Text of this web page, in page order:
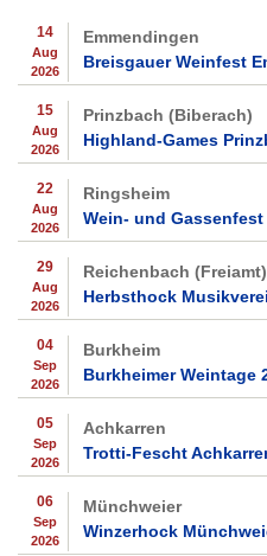
14
Aug
2026
Emmendingen
Breisgauer Weinfest
15
Aug
2026
Prinzbach (Biberach)
Highland-Games
22
Aug
2026
Ringsheim
Wein- und
29
Aug
2026
Reichenbach (Freiamt)
Herbsthock
04
Sep
2026
Burkheim
Burkheimer Weintage
05
Sep
2026
Achkarren
Trotti-Fescht
06
Sep
2026
Münchweier
Winzerhock